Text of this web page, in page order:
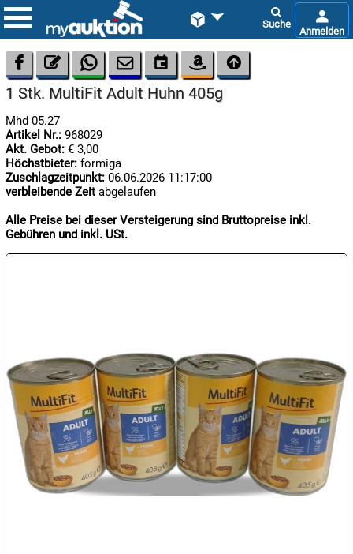
 

08.08:
1€
Megaabverkauf
08.08:
08.08:
      
1 Stk. MultiFit Adult Huhn 405g
Mhd 05.27
Artikel Nr.: 968029
Akt. Gebot: € 3,00
Höchstbieter: formiga
Zuschlagzeitpunkt: 06.06.2026 11:17:00
verbleibende Zeit abgelaufen
Alle Preise bei dieser Versteigerung sind Bruttopreise inkl.
Gebühren und inkl. USt.